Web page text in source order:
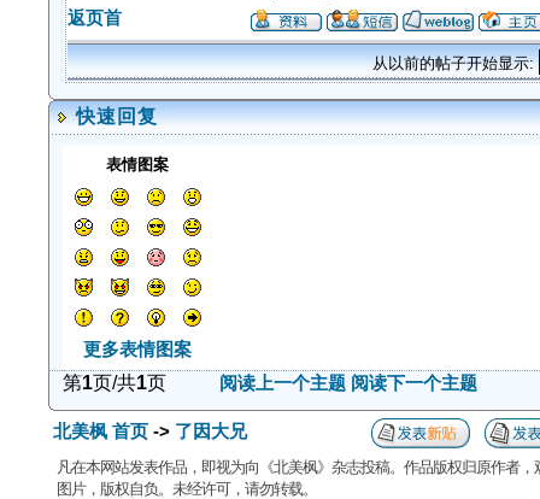
返页首
从以前的帖子开始显示:
快速回复
表情图案
更多表情图案
第1页/共1页 阅读上一个主题 阅读下一个主题
北美枫 首页 -> 了因大兄
凡在本网站发表作品，即视为向《北美枫》杂志投稿。作品版权归原作者
图片，版权自负。未经许可，请勿转载。